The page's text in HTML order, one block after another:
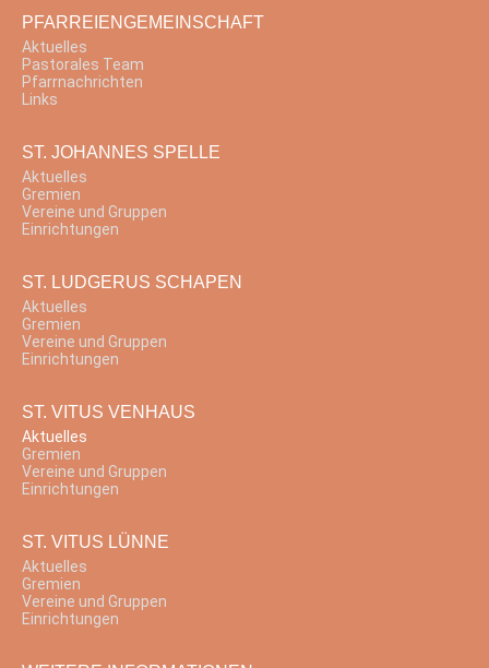
PFARREIENGEMEINSCHAFT
Aktuelles
Pastorales Team
Pfarrnachrichten
Links
ST. JOHANNES SPELLE
Aktuelles
Gremien
Vereine und Gruppen
Einrichtungen
ST. LUDGERUS SCHAPEN
Aktuelles
Gremien
Vereine und Gruppen
Einrichtungen
ST. VITUS VENHAUS
Aktuelles
Gremien
Vereine und Gruppen
Einrichtungen
ST. VITUS LÜNNE
Aktuelles
Gremien
Vereine und Gruppen
Einrichtungen